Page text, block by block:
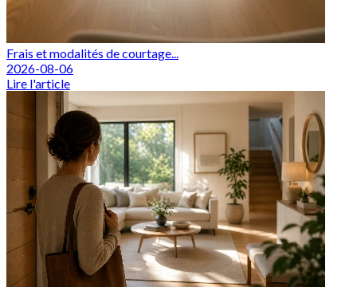
Frais et modalités de courtage...
2026-08-06
Lire l'article